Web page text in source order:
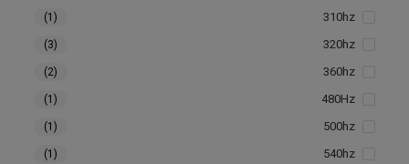
310hz
(1)
320hz
(3)
360hz
(2)
480Hz
(1)
500hz
(1)
540hz
(1)